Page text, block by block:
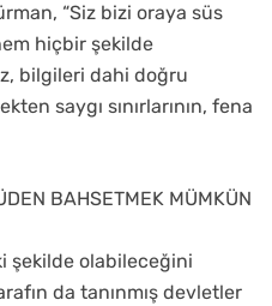
“Siz bizi oraya süs
hiçbir şekilde
bilgileri dahi doğru
saygı sınırlarının, fena
BAHSETMEK MÜMKÜN
şekilde olabileceğini
da tanınmış devletler